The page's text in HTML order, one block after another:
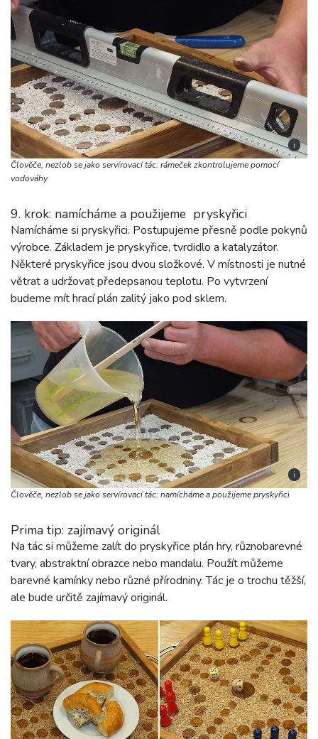
i
Člověče, nezlob se jako servírovací tác: rámeček zkontrolujeme pomocí
vodováhy
9. krok: namícháme a použijeme pryskyřici
Namícháme si pryskyřici. Postupujeme přesně podle pokynů
výrobce. Základem je pryskyřice, tvrdidlo a katalyzátor.
Některé pryskyřice jsou dvou složkové. V místnosti je nutné
větrat a udržovat předepsanou teplotu. Po vytvrzení
budeme mít hrací plán zalitý jako pod sklem.
i
Člověče, nezlob se jako servírovací tác: namícháme a použijeme pryskyřici
Prima tip: zajímavý originál
Na tác si můžeme zalít do pryskyřice plán hry, různobarevné
tvary, abstraktní obrazce nebo mandalu. Použít můžeme
barevné kamínky nebo různé přírodniny. Tác je o trochu těžší,
ale bude určitě zajímavý originál.